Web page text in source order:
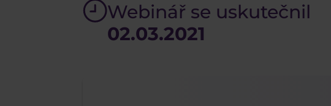
Webinář se uskutečnil
02.03.2021